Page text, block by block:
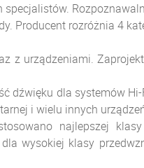
Producent rozróżnia 4
urządzeniami.
dźwięku dla systemów
i wielu innych
najlepszej
wysokiej klasy